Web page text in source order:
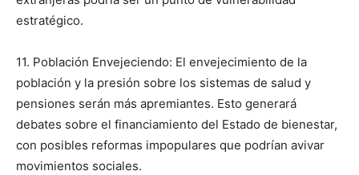
estratégico.
11. Población Envejeciendo: El envejecimiento de la
población y la presión sobre los sistemas de salud y
pensiones serán más apremiantes. Esto generará
debates sobre el financiamiento del Estado de bienestar,
con posibles reformas impopulares que podrían avivar
movimientos sociales.